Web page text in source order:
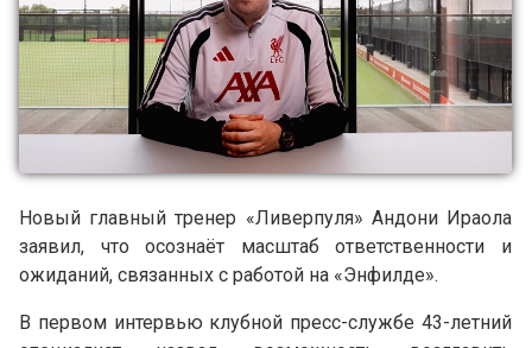
Новый главный тренер «Ливерпуля» Андони Ираола
заявил, что осознаёт масштаб ответственности и
ожиданий, связанных с работой на «Энфилде».
В первом интервью клубной пресс-службе 43-летний